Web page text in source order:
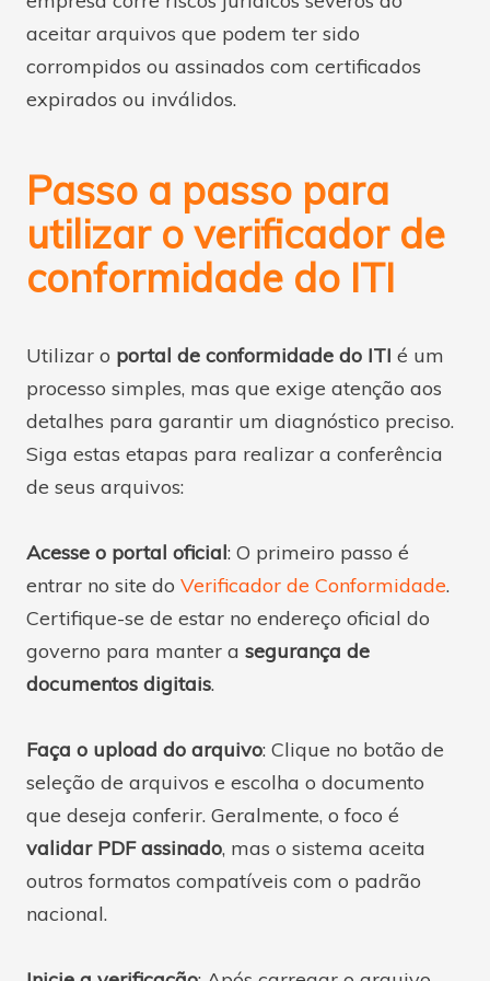
aceitar arquivos que podem ter sido
corrompidos ou assinados com certificados
expirados ou inválidos.
Passo a passo para
utilizar o verificador de
conformidade do ITI
Utilizar o portal de conformidade do ITI é um
processo simples, mas que exige atenção aos
detalhes para garantir um diagnóstico preciso.
Siga estas etapas para realizar a conferência
de seus arquivos:
Acesse o portal oficial: O primeiro passo é
entrar no site do Verificador de Conformidade.
Certifique-se de estar no endereço oficial do
governo para manter a segurança de
documentos digitais.
Faça o upload do arquivo: Clique no botão de
seleção de arquivos e escolha o documento
que deseja conferir. Geralmente, o foco é
validar PDF assinado, mas o sistema aceita
outros formatos compatíveis com o padrão
nacional.